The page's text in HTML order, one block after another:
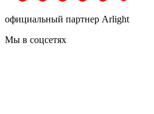
официальный партнер Arlight
Мы в соцсетях